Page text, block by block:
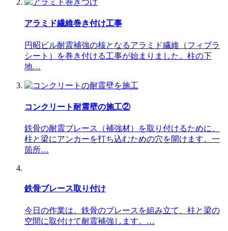
アラミド繊維巻き付け工事
円昭ビル耐震補強の核となるアラミド繊維（フィブラ
シート）を巻き付ける工事が始まりました。柱の下
地…
コンクリート耐震壁の施工②
鉄骨の耐震ブレース（補強材）を取り付けるために、
柱と梁にアンカーを打ち込むための穴を開けます。一
箇所…
鉄骨ブレース取り付け
今日の作業は、鉄骨のブレースを組み立て、柱と梁の
空間に取付けて耐震補強します。…